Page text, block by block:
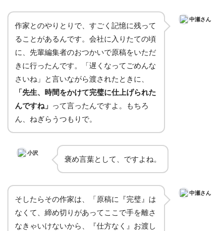
作家とのやりとりで、すごく記憶に残って
ることがあるんです。会社に入りたての頃
に、先輩編集者のおつかいで原稿をいただ
きに行ったんです。「遅くなってごめんな
さいね」と言いながら渡されたときに、
「先生、時間をかけて完璧に仕上げられた
んですね」 って言ったんですよ。もちろ
ん、ねぎらうつもりで。
中瀬さん
小沢
褒め言葉として、ですよね。
そしたらその作家は、「原稿に『完璧』は
なくて、締め切りがあってここで手を離さ
なきゃいけないから、『仕方なく』お渡し
中瀬さん